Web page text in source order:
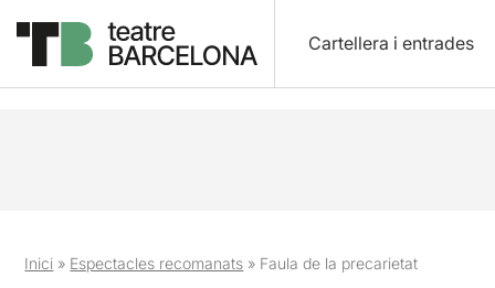
Cartellera i entrades
Inici » Espectacles recomanats » Faula de la precarietat